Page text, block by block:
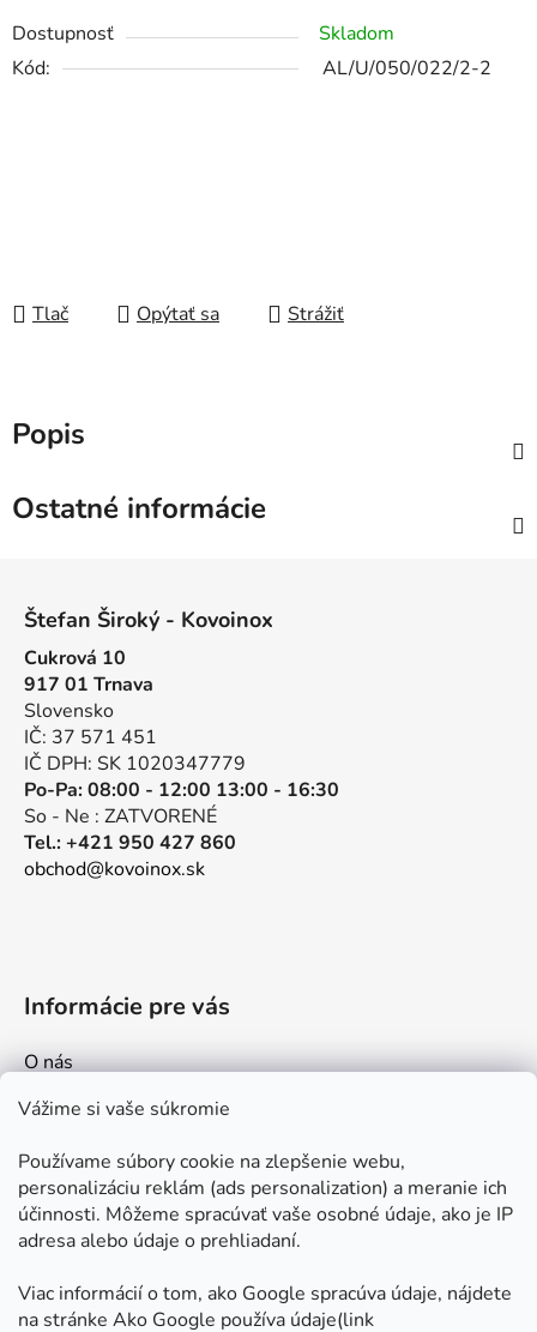
Vážime si vaše súkromie
Používame súbory cookie na zlepšenie webu,
personalizáciu reklám (ads personalization) a meranie ich
účinnosti. Môžeme spracúvať vaše osobné údaje, ako je IP
adresa alebo údaje o prehliadaní.
Viac informácií o tom, ako Google spracúva údaje, nájdete
na stránke Ako Google používa údaje(link
Dostupnosť
Skladom
Kód:
AL/U/050/022/2-2
Tlač Opýtať sa Strážiť
Popis
Ostatné informácie
Štefan Široký - Kovoinox
Cukrová 10
917 01 Trnava
Slovensko
IČ: 37 571 451
IČ DPH: SK 1020347779
Po-Pa: 08:00 - 12:00 13:00 - 16:30
So - Ne : ZATVORENÉ
Tel.: +421 950 427 860
obchod@kovoinox.sk
Informácie pre vás
O nás
Kontakt
Ako nakupovať
Obchodné podmienky
Ochrana osobných údajov
Odstúpenie od zmluvy